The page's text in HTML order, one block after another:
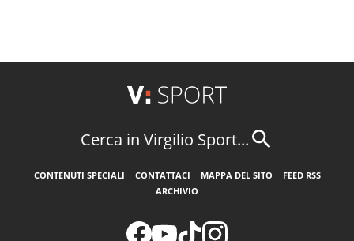
Cerca in Virgilio Sport...
CONTENUTI SPECIALI CONTATTACI MAPPA DEL SITO
FEED RSS
ARCHIVIO